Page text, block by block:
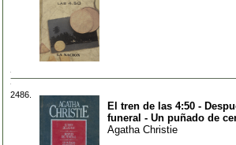
2486.
El tren de las 4:50 -
funeral - Un puñado de
Agatha Christie